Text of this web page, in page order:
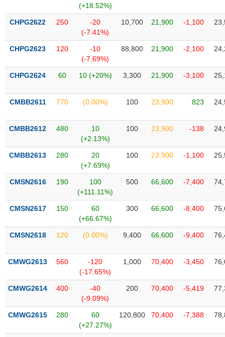
(+18.52%)
CHPG2622 250
-20
(-7.41%)
10,700 21,900 -1,100
CHPG2623 120
-10
(-7.69%)
88,800 21,900 -2,100
CHPG2624 60 10 (+20%) 3,300 21,900 -3,100
CMBB2611 770 (0.00%) 100 23,900 823
CMBB2612 480
10
(+2.13%)
100 23,900 -138
CMBB2613 280
20
(+7.69%)
100 23,900 -1,100
CMSN2616 190
100
(+111.11%)
500 66,600 -7,400
CMSN2617 150
60
(+66.67%)
300 66,600 -8,400
CMSN2618 120 (0.00%) 9,400 66,600 -9,400
CMWG2613 560
-120
(-17.65%)
1,000 70,400 -3,450
CMWG2614 400
-40
(-9.09%)
200 70,400 -5,419
CMWG2615 280
60
(+27.27%)
120,800 70,400 -7,388
DỊCH
TRUYỀN
THÔNG
TIỆN
ĐỘNG
SẢN
Mã
khoán
(-)
Tất cả Cổ phiếu Chỉ số Chứng chỉ quỹ Chứng
Lãnh
đạo
Tất cả Người nội bộ Người liên quan Cổ đông lớn